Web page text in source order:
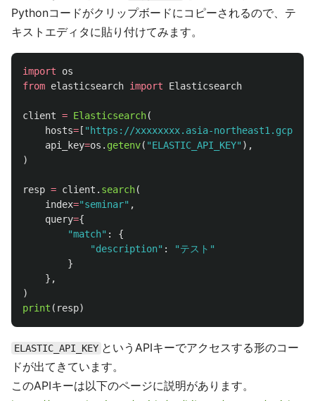
Pythonコードがクリップボードにコピーされるので、テ
キストエディタに貼り付けてみます。
import
os
from elasticsearch import Elasticsearch
client = Elasticsearch(
hosts=[ "https://xxxxxxxx.asia-
api_key=os . getenv( "ELASTIC_API_KEY" ),
)
resp = client . search(
index="seminar" ,
query={
"match" :
{
"description" : "テスト "
}
},
)
print ( resp)
ELASTIC_API_KEY というAPIキーでアクセスする形のコー
ドが出てきています。
このAPIキーは以下のページに説明があります。